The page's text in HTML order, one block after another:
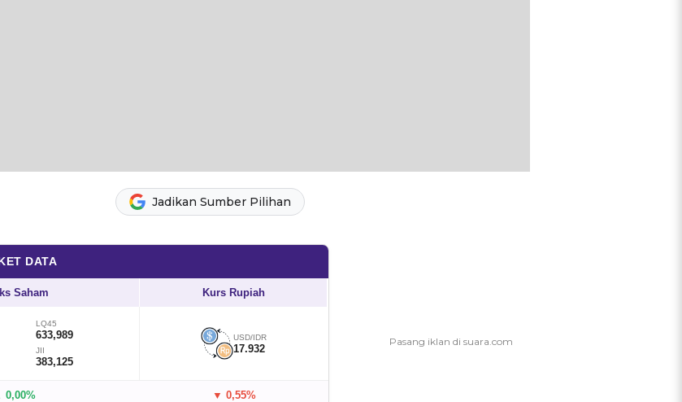
Jadikan Sumber Pilihan
DATA
Saham Kurs Rupiah
LQ45
633,989
JII
383,125
USD/IDR
17.932
0,00% ▼ 0,55%